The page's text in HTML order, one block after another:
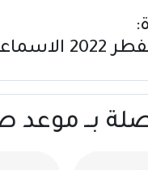
| مصر
صلاة عيد الفطر